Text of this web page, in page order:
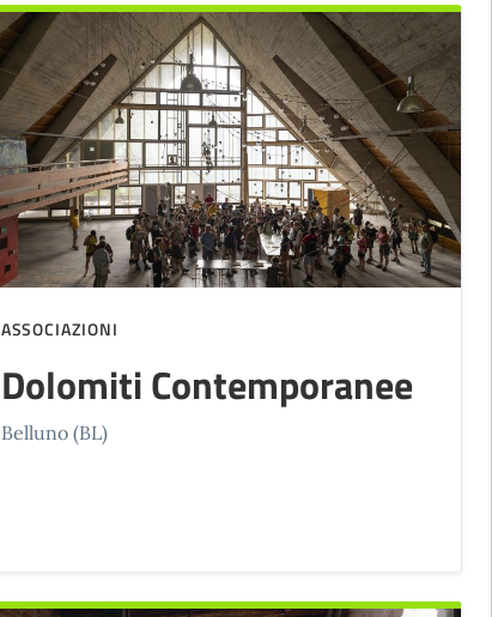
ASSOCIAZIONI
Dolomiti Contemporanee
Belluno (BL)